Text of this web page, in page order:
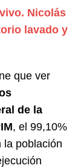
Nicolás
lavado y
que ver
de la
, el 99,10%
la población